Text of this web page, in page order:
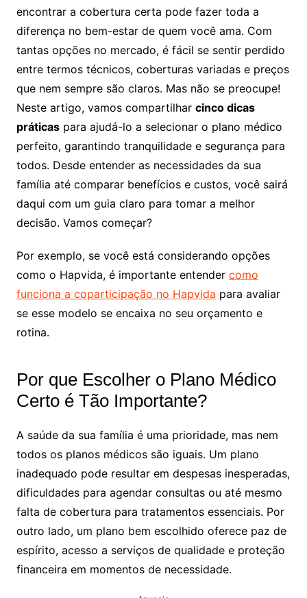
encontrar a cobertura certa pode fazer toda a
diferença no bem-estar de quem você ama. Com
tantas opções no mercado, é fácil se sentir perdido
entre termos técnicos, coberturas variadas e preços
que nem sempre são claros. Mas não se preocupe!
Neste artigo, vamos compartilhar cinco dicas
práticaspara ajudá-lo a selecionar o plano médico
perfeito, garantindo tranquilidade e segurança para
todos. Desde entender as necessidades da sua
família até comparar benefícios e custos, você sairá
daqui com um guia claro para tomar a melhor
decisão. Vamos começar?
Por exemplo, se você está considerando opções
como o Hapvida, é importante entender como
funciona a coparticipação no Hapvida para avaliar
se esse modelo se encaixa no seu orçamento e
rotina.
Por que Escolher o Plano Médico
Certo é Tão Importante?
A saúde da sua família é uma prioridade, mas nem
todos os planos médicos são iguais. Um plano
inadequado pode resultar em despesas inesperadas,
dificuldades para agendar consultas ou até mesmo
falta de cobertura para tratamentos essenciais. Por
outro lado, um plano bem escolhido oferece paz de
espírito, acesso a serviços de qualidade e proteção
financeira em momentos de necessidade.